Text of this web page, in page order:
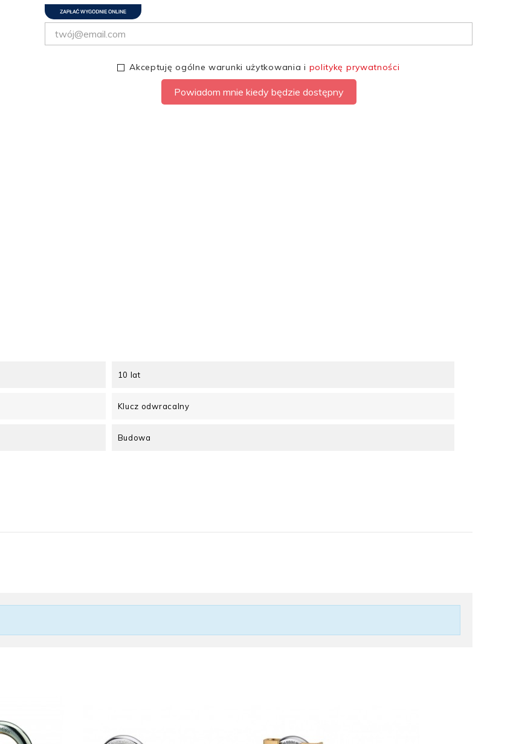
Akceptuję ogólne warunki użytkowania i politykę prywatności
Powiadom mnie kiedy będzie dostępny
10 lat
Klucz odwracalny
Budowa